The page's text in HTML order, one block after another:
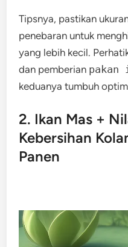
Tipsnya, pastikan
penebaran untuk
yang lebih kecil.
dan pemberian pakan
keduanya tumbuh
2. Ikan Mas +
Kebersihan
Panen